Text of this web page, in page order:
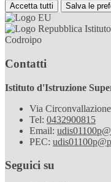
Accetta tutti Salva le
Codroipo
Contatti
Istituto d'Istruzione
Via
Tel: 0432900815
Email:
PEC:
Seguici su